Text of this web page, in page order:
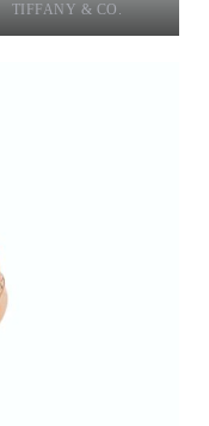
TIFFANY & CO.